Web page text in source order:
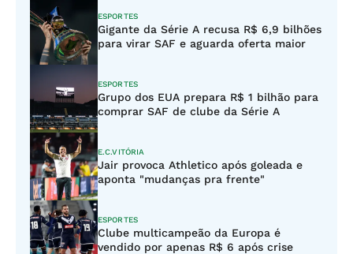
ESPORTES
Gigante da Série A recusa R$ 6,9 bilhões
para virar SAF e aguarda oferta maior
ESPORTES
Grupo dos EUA prepara R$ 1 bilhão para
comprar SAF de clube da Série A
E.C.VITÓRIA
Jair provoca Athletico após goleada e
aponta "mudanças pra frente"
ESPORTES
Clube multicampeão da Europa é
vendido por apenas R$ 6 após crise